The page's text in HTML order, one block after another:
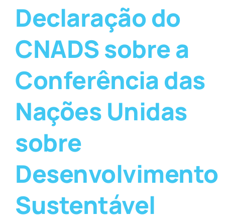
Declaração do
CNADS sobre a
Conferência das
Nações Unidas
sobre
Desenvolvimento
Sustentável